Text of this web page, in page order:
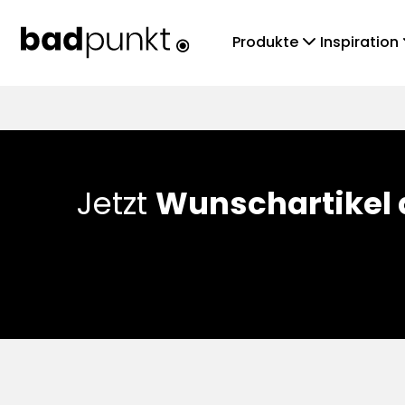
Produkte chevronDown Inspiration
Jetzt Wunschartikel